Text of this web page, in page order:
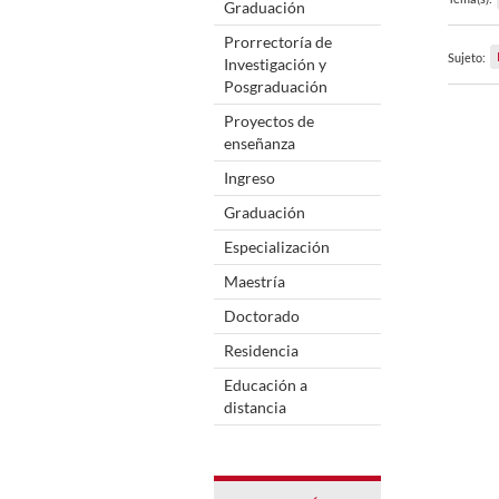
Graduación
Prorrectoría de
Investigación y
Posgraduación
Proyectos de
enseñanza
Ingreso
Graduación
Especialización
Maestría
Doctorado
Residencia
Educación a
distancia
Sujeto: